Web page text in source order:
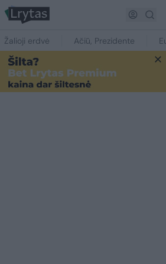
Žalioji erdvė Ačiū, Prezidente